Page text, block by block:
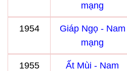
mạng
1954
Giáp Ngọ - Nam
mạng
1955
Ất Mùi - Nam